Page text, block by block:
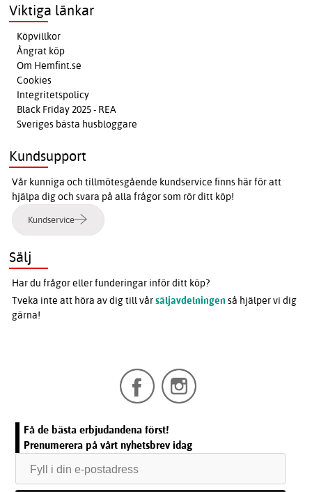
Viktiga länkar
Köpvillkor
Ångrat köp
Om Hemfint.se
Cookies
Integritetspolicy
Black Friday 2025 - REA
Sveriges bästa husbloggare
Kundsupport
Vår kunniga och tillmötesgående kundservice finns här för att
hjälpa dig och svara på alla frågor som rör ditt köp!
Kundservice
Sälj
Har du frågor eller funderingar inför ditt köp?
Tveka inte att höra av dig till vårsäljavdelningen så hjälper vi dig
gärna!
Få de bästa erbjudandena först!
Prenumerera på vårt nyhetsbrev idag